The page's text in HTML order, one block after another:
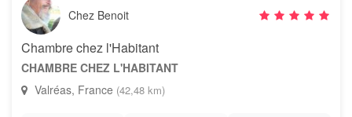
Chez Benoit
Chambre chez l'Habitant
CHAMBRE CHEZ L'HABITANT
Valréas, France (42,48 km)